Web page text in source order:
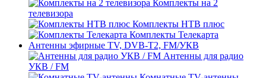
Комплекты на 2
телевизора
Комплекты НТВ плюс
Комплекты Телекарта
Антенны эфирные TV, DVB-T2, FM/УКВ
Антенны для радио
УКВ / FM